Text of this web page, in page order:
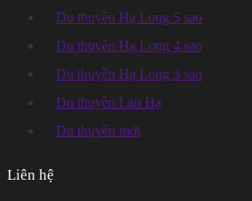
Du thuyền Hạ Long 5 sao
Du thuyền Hạ Long 4 sao
Du thuyền Hạ Long 3 sao
Du thuyền Lan Hạ
Du thuyền mới
Liên hệ